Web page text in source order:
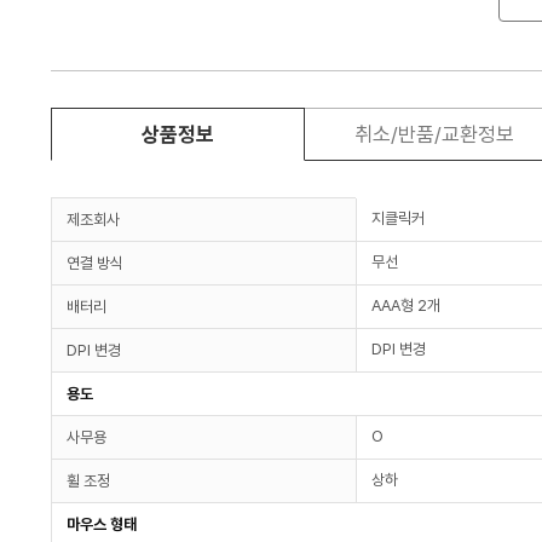
상품정보 취소/반품/교환정보
제조회사 지클릭커
연결 방식 무선
배터리 AAA형 2개
DPI 변경 DPI 변경
용도
사무용 O
휠 조정 상하
마우스 형태